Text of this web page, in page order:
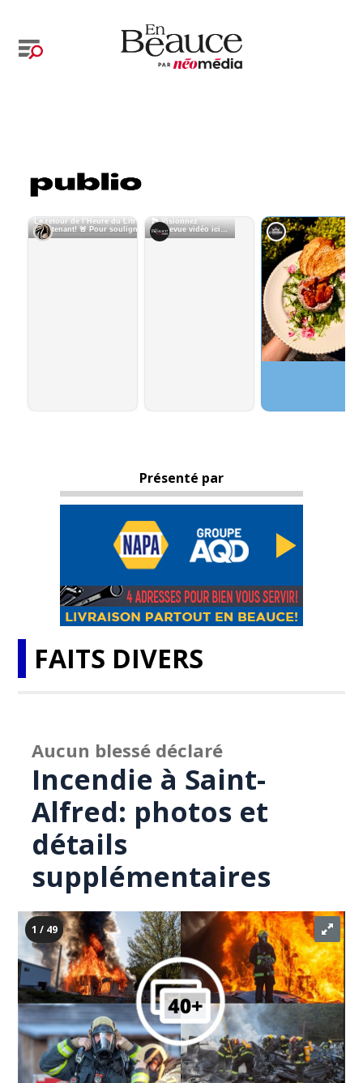
Présenté par
FAITS DIVERS
Aucun blessé déclaré
Incendie à Saint-
Alfred: photos et
détails
supplémentaires
1 / 49